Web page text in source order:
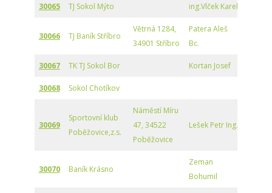
30065 TJ Sokol Mýto ing.Vlček Karel
30066 TJ Baník Stříbro
Větrná 1284,
34901 Stříbro
Patera Aleš
Bc.
30067 TK TJ Sokol Bor Kortan Josef
30068 Sokol Chotíkov
30069
Sportovní klub
Poběžovice,z.s.
Náměstí Míru
47, 34522
Poběžovice
Lešek Petr Ing.
30070 Baník Krásno
Zeman
Bohumil